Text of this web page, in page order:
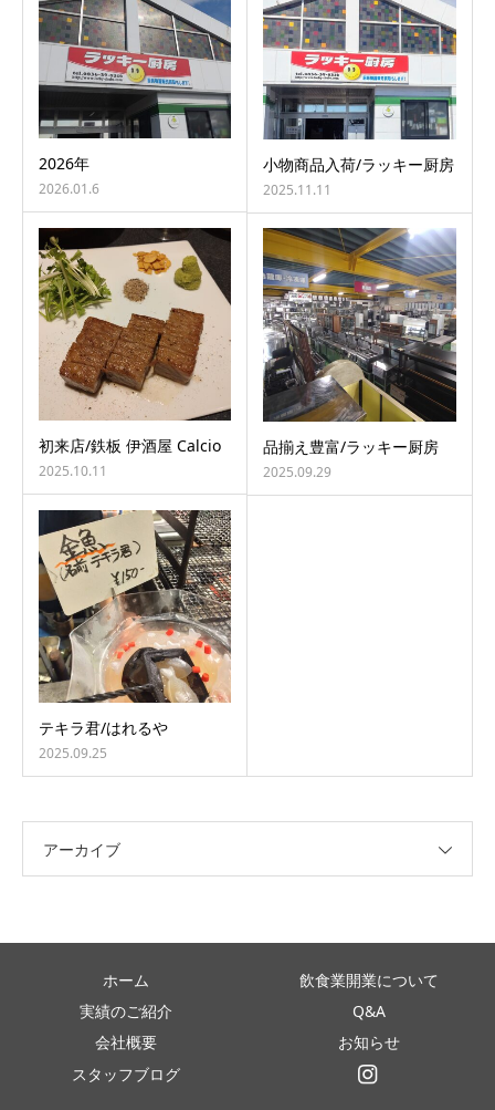
2026年
2026.01.6
小物商品入荷/ラッキー厨房
2025.11.11
初来店/鉄板 伊酒屋 Calcio
2025.10.11
品揃え豊富/ラッキー厨房
2025.09.29
テキラ君/はれるや
2025.09.25
アーカイブ
ホーム
飲食業開業について
実績のご紹介
Q&A
会社概要
お知らせ
スタッフブログ